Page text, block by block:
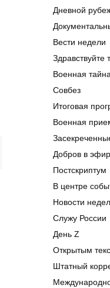
Дневной
Вести недели
Здравствуйте
Военная
Совбез
Итоговая
Военная
Добров в
Постскриптум
В центре
Новости
Служу России
День Z
Открытым
Штатный